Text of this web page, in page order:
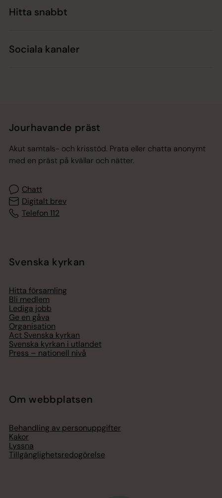
Hitta snabbt
Sociala kanaler
Jourhavande präst
Akut samtals- och krisstöd. Prata eller chatta anonymt
med en präst på kvällar och nätter.
Chatt
Digitalt brev
Telefon 112
Svenska kyrkan
Hitta församling
Bli medlem
Lediga jobb
Ge en gåva
Organisation
Act Svenska kyrkan
Svenska kyrkan i utlandet
Press – nationell nivå
Om webbplatsen
Behandling av personuppgifter
Kakor
Lyssna
Tillgänglighetsredogörelse